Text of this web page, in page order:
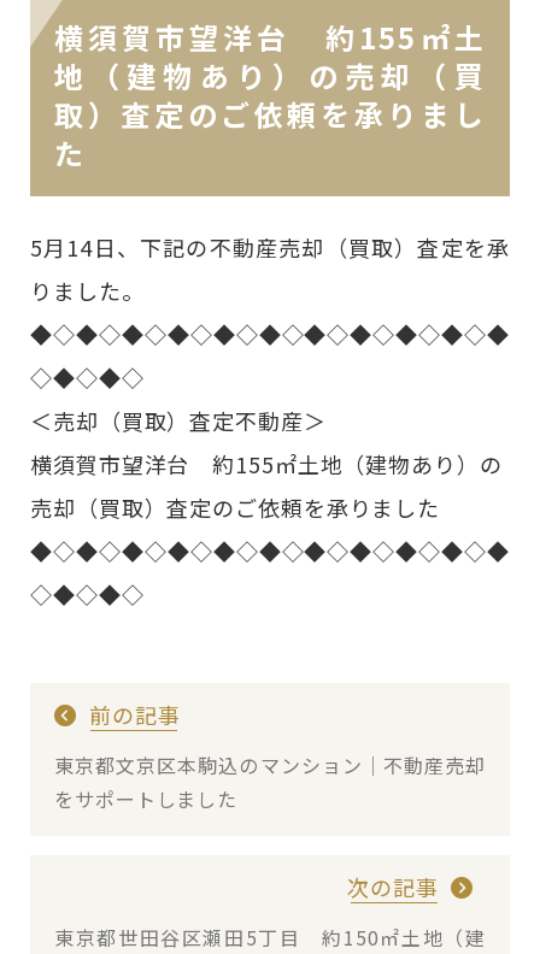
横須賀市望洋台 約155㎡土
地（建物あり）の売却（買
取）査定のご依頼を承りまし
た
5月14日、下記の不動産売却（買取）査定を承
りました。
◆◇◆◇◆◇◆◇◆◇◆◇◆◇◆◇◆◇◆◇◆
◇◆◇◆◇
＜売却（買取）査定不動産＞
横須賀市望洋台 約155㎡土地（建物あり）の
売却（買取）査定のご依頼を承りました
◆◇◆◇◆◇◆◇◆◇◆◇◆◇◆◇◆◇◆◇◆
◇◆◇◆◇
前の記事
東京都文京区本駒込のマンション｜不動産売却
をサポートしました
次の記事
東京都世田谷区瀬田5丁目 約150㎡土地（建